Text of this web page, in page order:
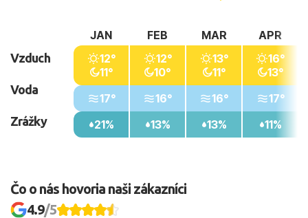
Vzduch
Voda
Zrážky
JAN
12°
11°
17°
21%
FEB
12°
10°
16°
13%
MAR
13°
11°
16°
13%
APR
16°
13°
17°
11%
Čo o nás hovoria naši zákazníci
4.9/5